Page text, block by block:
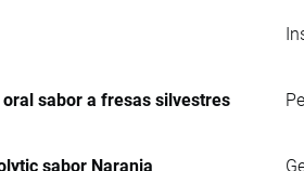
sabor a fresas silvestres
sabor Naranja